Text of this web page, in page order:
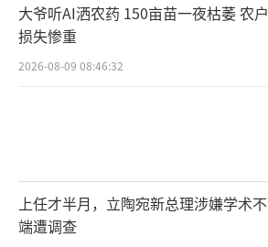
大爷听AI洒农药 150亩苗一夜枯萎 农户
损失惨重
2026-08-09 08:46:32
上任才半月，立陶宛新总理涉嫌学术不
端遭调查